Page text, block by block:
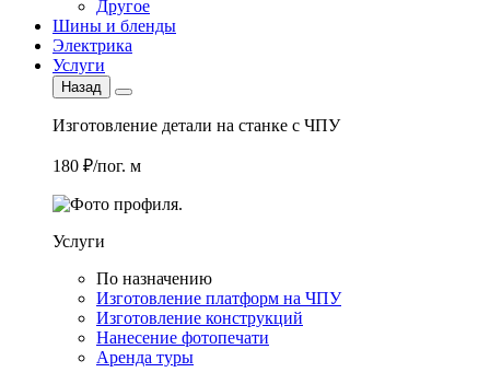
Другое
Шины и бленды
Электрика
Услуги
Назад
Изготовление детали на станке с ЧПУ
180 ₽/пог. м
Услуги
По назначению
Изготовление платформ на ЧПУ
Изготовление конструкций
Нанесение фотопечати
Аренда туры